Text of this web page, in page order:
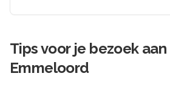
Tips voor je bezoek aan
Emmeloord